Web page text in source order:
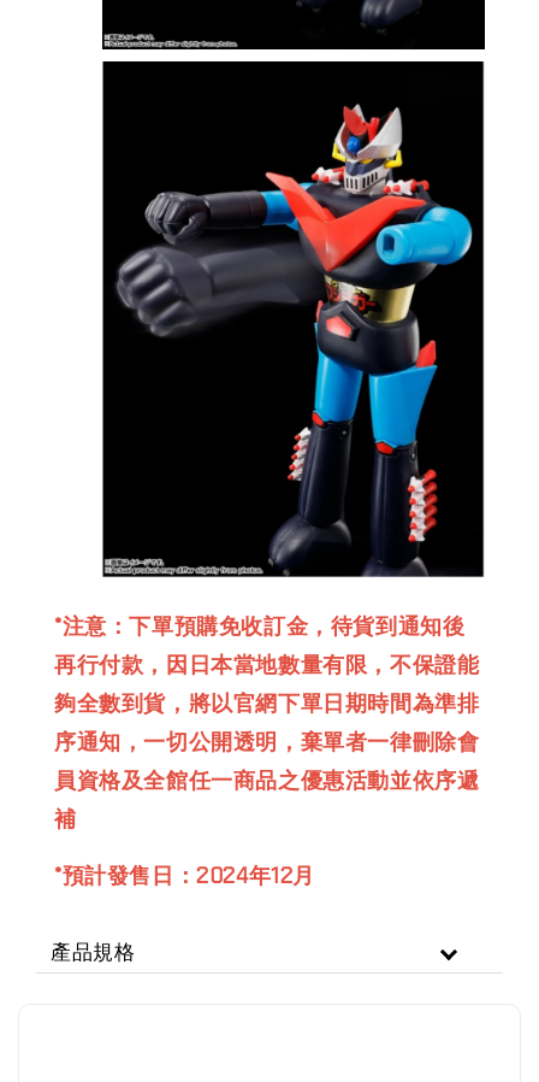
*注意：下單預購免收訂金，待貨到通知後
再行付款，因日本當地數量有限，不保證能
夠全數到貨，將以官網下單日期時間為準排
序通知，一切公開透明，棄單者一律刪除會
員資格及全館任一商品之優惠活動並依序遞
補
*預計發售日：2024年12月
產品規格